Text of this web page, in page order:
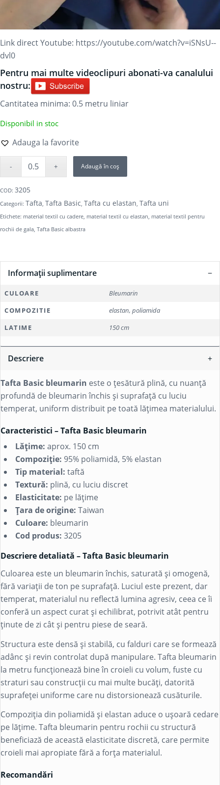
Link direct Youtube: https://youtube.com/watch?v=iSNsU--
dvl0
Pentru mai multe videoclipuri abonati-va canalului
nostru:
Cantitatea minima: 0.5 metru liniar
Disponibil in stoc
Adauga la favorite
Adaugă în coș
COD: 3205
Categorii: Tafta Tafta Basic Tafta cu elastan Tafta uni
Etichete: material textil cu cadere material textil cu elastan material textil pentru
rochii de gala Tafta Basic albastra
Descriere
Tafta Basic bleumarin este o țesătură plină, cu nuanță
profundă de bleumarin închis și suprafață cu luciu
temperat, uniform distribuit pe toată lățimea materialului.
Caracteristici – Tafta Basic bleumarin
Lățime: aprox. 150 cm
Compoziție: 95% poliamidă, 5% elastan
Tip material: taftă
Textură: plină, cu luciu discret
Elasticitate: pe lățime
Țara de origine: Taiwan
Culoare: bleumarin
Cod produs: 3205
Descriere detaliată – Tafta Basic bleumarin
Culoarea este un bleumarin închis, saturată și omogenă,
fără variații de ton pe suprafață. Luciul este prezent, dar
temperat, materialul nu reflectă lumina agresiv, ceea ce îi
conferă un aspect curat și echilibrat, potrivit atât pentru
ținute de zi cât și pentru piese de seară.
Structura este densă și stabilă, cu falduri care se formează
adânc și revin controlat după manipulare. Tafta bleumarin
la metru funcționează bine în croieli cu volum, fuste cu
straturi sau construcții cu mai multe bucăți, datorită
suprafeței uniforme care nu distorsionează cusăturile.
Compoziția din poliamidă și elastan aduce o ușoară cedare
pe lățime. Tafta bleumarin pentru rochii cu structură
beneficiază de această elasticitate discretă, care permite
croieli mai apropiate fără a forța materialul.
Recomandări
Informații suplimentare
CULOARE
Bleumarin
COMPOZITIE
elastan, poliamida
LATIME
150 cm